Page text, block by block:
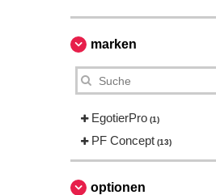
marken
EgotierPro (1)
PF Concept (13)
optionen